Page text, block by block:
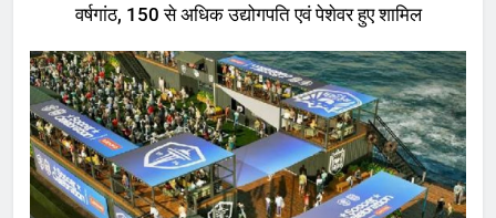
वर्षगांठ, 150 से अधिक उद्योगपति एवं पेशेवर हुए शामिल